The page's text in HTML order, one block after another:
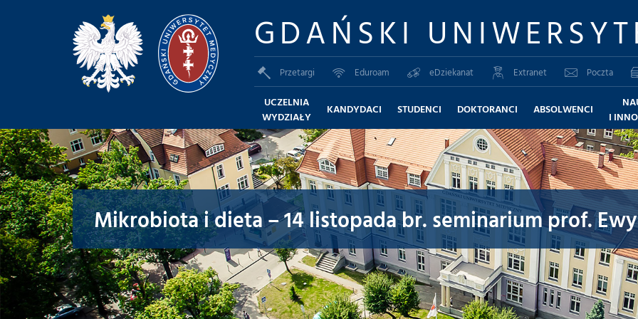
GDAŃSKI
Przetargi Eduroam eDziekanat Extranet Poczta
UCZELNIA
WYDZIAŁY
KANDYDACI STUDENCI DOKTORANCI ABSOLWENCI
I
Mikrobiota i dieta – 14 listopada br. seminarium prof.